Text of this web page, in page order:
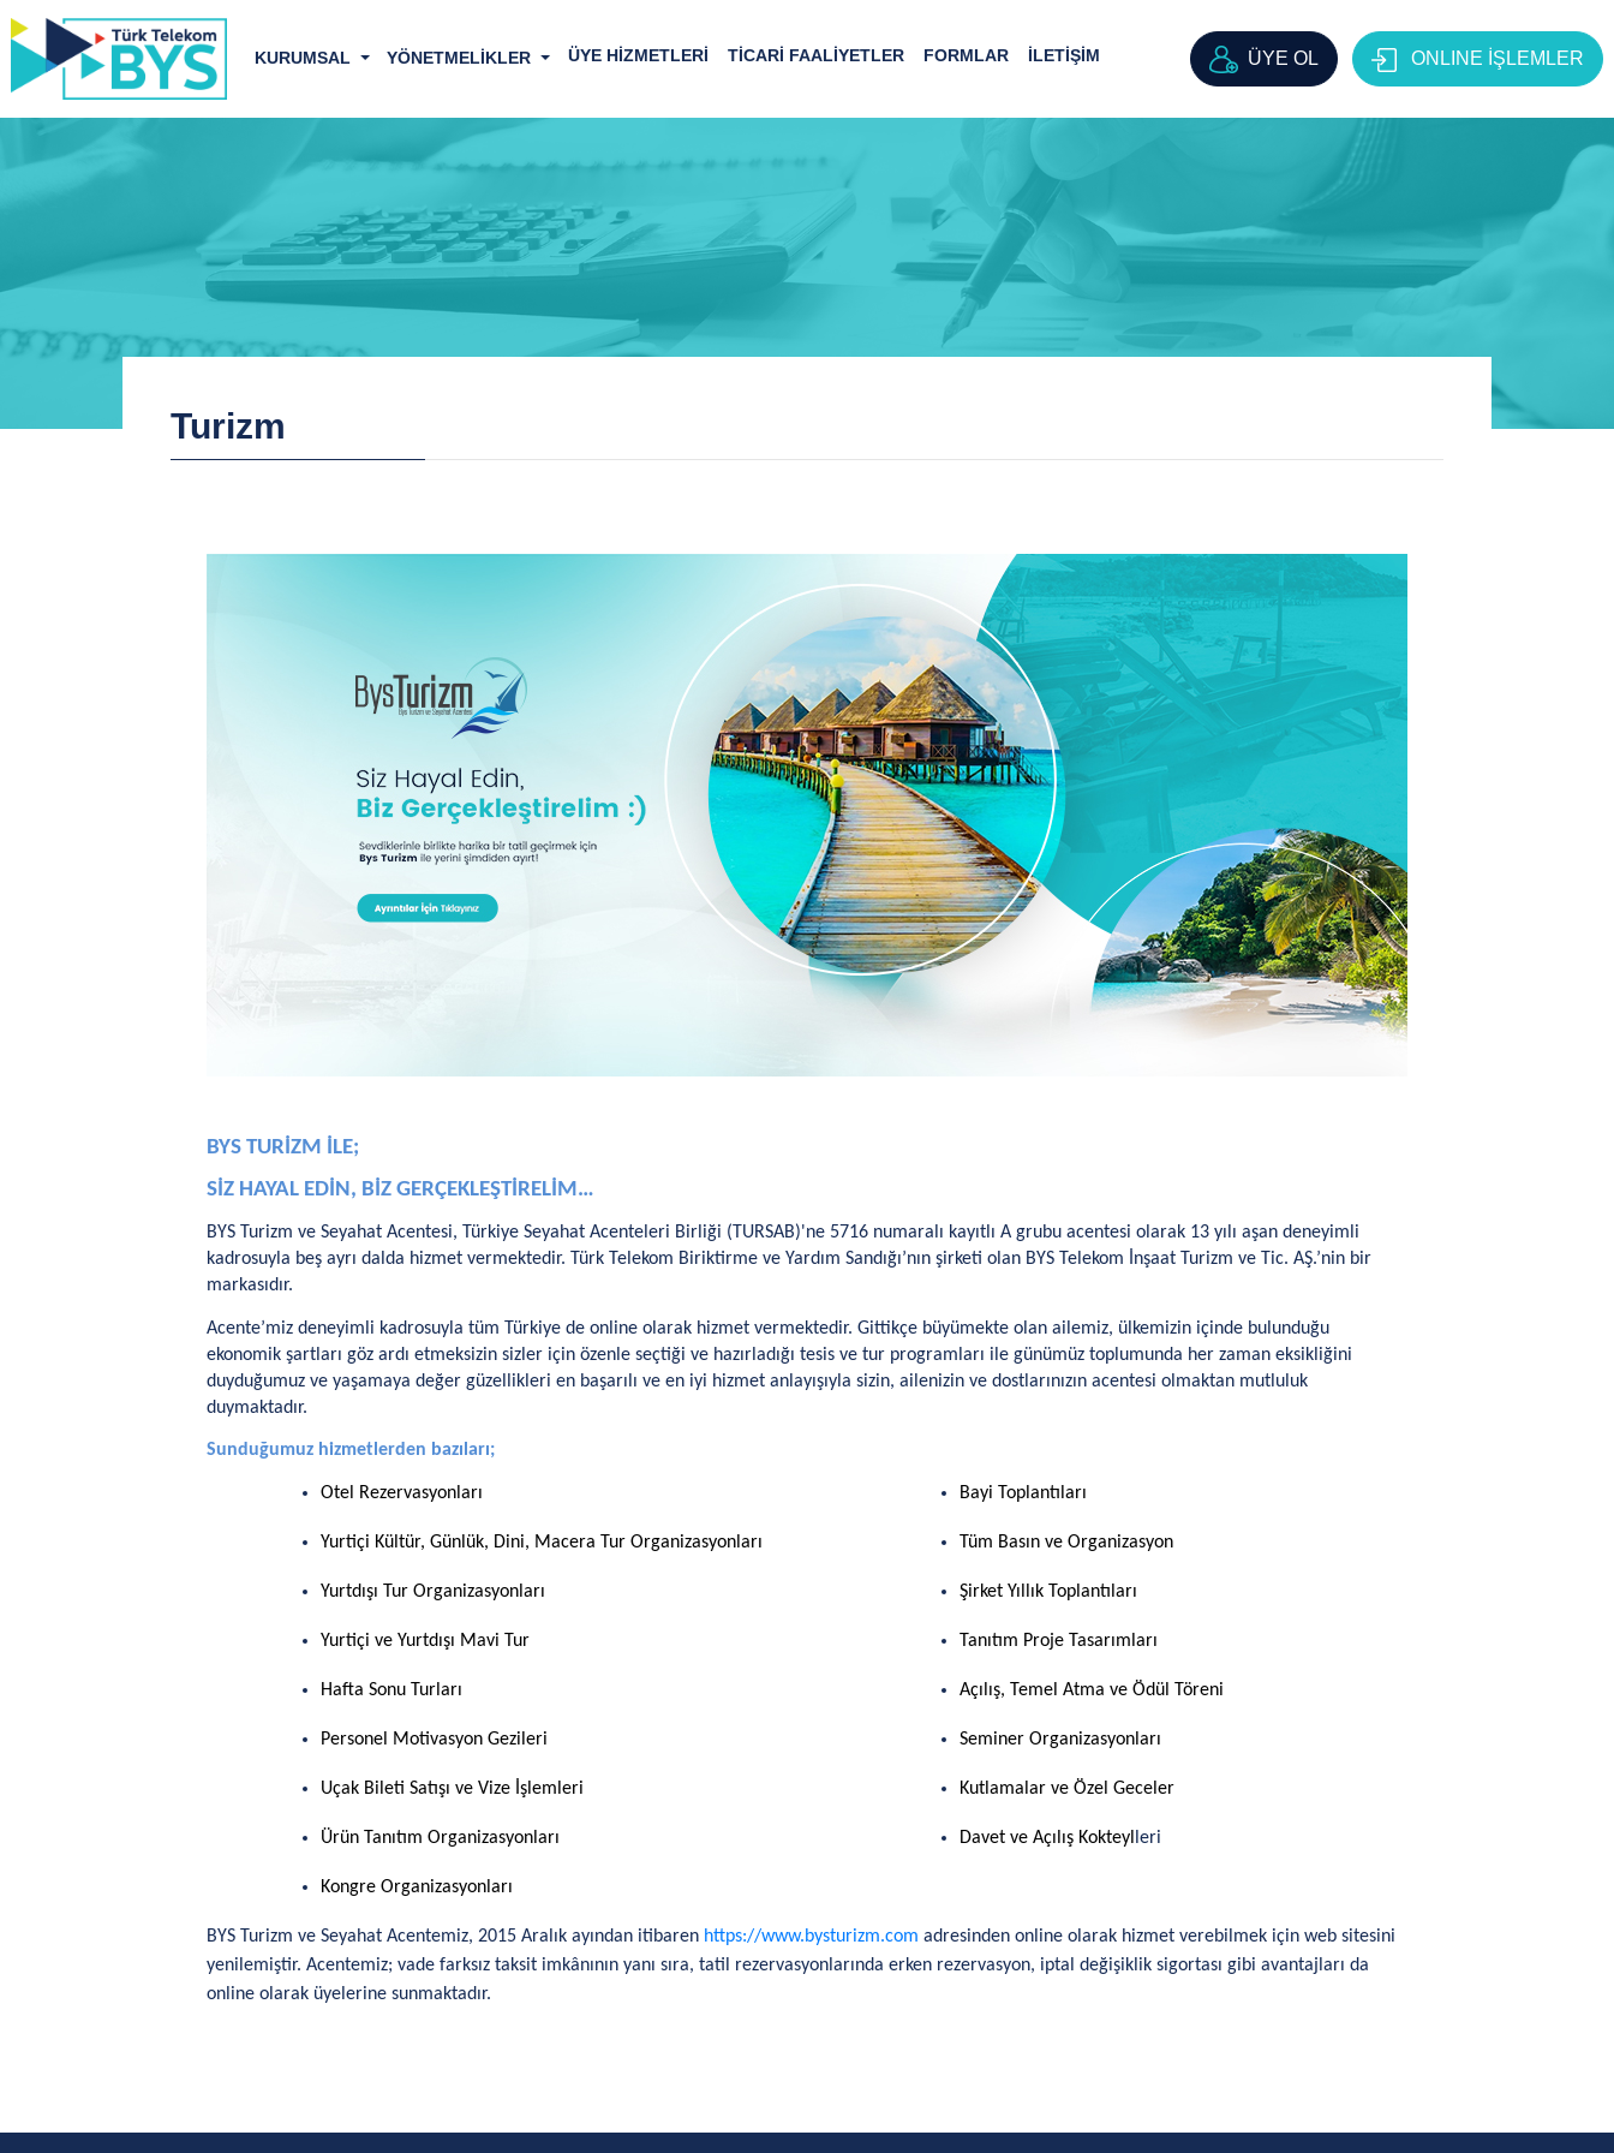
KURUMSAL YÖNETMELİKLER ÜYE HİZMETLERİ TİCARİ FAALİYETLER FORMLAR İLETİŞİM ÜYE OL ONLINE İŞLEMLER
Turizm
BYS TURİZM İLE;
SİZ HAYAL EDİN, BİZ GERÇEKLEŞTİRELİM…
BYS Turizm ve Seyahat Acentesi, Türkiye Seyahat Acenteleri Birliği (TURSAB)'ne 5716 numaralı kayıtlı A grubu acentesi olarak 13 yılı aşan deneyimli
kadrosuyla beş ayrı dalda hizmet vermektedir. Türk Telekom Biriktirme ve Yardım Sandığı’nın şirketi olan BYS Telekom İnşaat Turizm ve Tic. AŞ.’nin bir
markasıdır.
Acente’miz deneyimli kadrosuyla tüm Türkiye de online olarak hizmet vermektedir. Gittikçe büyümekte olan ailemiz, ülkemizin içinde bulunduğu
ekonomik şartları göz ardı etmeksizin sizler için özenle seçtiği ve hazırladığı tesis ve tur programları ile günümüz toplumunda her zaman eksikliğini
duyduğumuz ve yaşamaya değer güzellikleri en başarılı ve en iyi hizmet anlayışıyla sizin, ailenizin ve dostlarınızın acentesi olmaktan mutluluk
duymaktadır.
Sunduğumuz hizmetlerden bazıları;
Otel Rezervasyonları Bayi Toplantıları
Yurtiçi Kültür, Günlük, Dini, Macera Tur Organizasyonları Tüm Basın ve Organizasyon
Yurtdışı Tur Organizasyonları Şirket Yıllık Toplantıları
Yurtiçi ve Yurtdışı Mavi Tur Tanıtım Proje Tasarımları
Hafta Sonu Turları Açılış, Temel Atma ve Ödül Töreni
Personel Motivasyon Gezileri Seminer Organizasyonları
Uçak Bileti Satışı ve Vize İşlemleri Kutlamalar ve Özel Geceler
Ürün Tanıtım Organizasyonları Davet ve Açılış Kokteylleri
Kongre Organizasyonları
BYS Turizm ve Seyahat Acentemiz, 2015 Aralık ayından itibaren https://www.bysturizm.com adresinden online olarak hizmet verebilmek için web sitesini
yenilemiştir. Acentemiz; vade farksız taksit imkânının yanı sıra, tatil rezervasyonlarında erken rezervasyon, iptal değişiklik sigortası gibi avantajları da
online olarak üyelerine sunmaktadır.